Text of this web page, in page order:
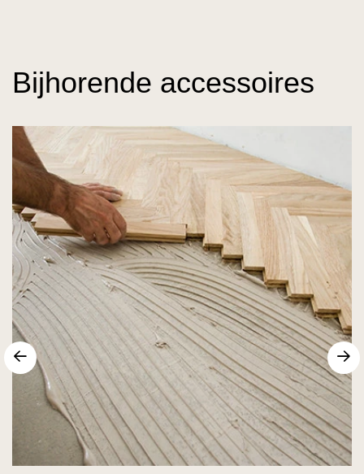
Bijhorende accessoires
Vorige